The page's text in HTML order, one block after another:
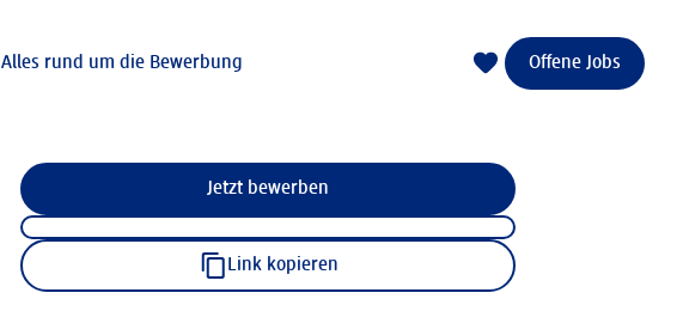
Alles rund um die Bewerbung Offene Jobs
Jetzt bewerben
Link kopieren